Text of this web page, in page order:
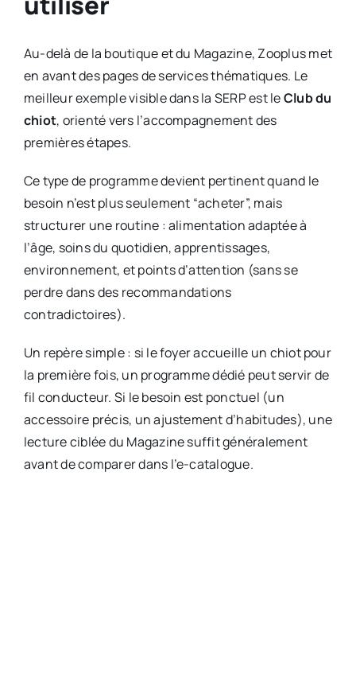
Au-delà de la boutique et du Magazine, Zooplus met
en avant des pages de services thématiques. Le
meilleur exemple visible dans la SERP est leClub du
chiot, orienté vers l’accompagnement des
premières étapes.
Ce type de programme devient pertinent quand le
besoin n’est plus seulement “acheter”, mais
structurer une routine : alimentation adaptée à
l’âge, soins du quotidien, apprentissages,
environnement, et points d’attention (sans se
perdre dans des recommandations
contradictoires).
Un repère simple : si le foyer accueille un chiot pour
la première fois, un programme dédié peut servir de
fil conducteur. Si le besoin est ponctuel (un
accessoire précis, un ajustement d’habitudes), une
lecture ciblée du Magazine suffit généralement
avant de comparer dans l’e-catalogue.